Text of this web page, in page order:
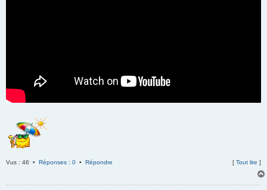
Vus : 46 • Réponses : 0 • Répondre [ Tout lire ]